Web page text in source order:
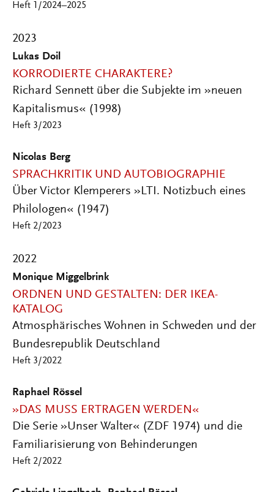
Heft 1/2024–2025
2023
Lukas Doil
KORRODIERTE CHARAKTERE?
Richard Sennett über die Subjekte im »neuen
Kapitalismus« (1998)
Heft 3/2023
Nicolas Berg
SPRACHKRITIK UND AUTOBIOGRAPHIE
Über Victor Klemperers »LTI. Notizbuch eines
Philologen« (1947)
Heft 2/2023
2022
Monique Miggelbrink
ORDNEN UND GESTALTEN: DER IKEA-
KATALOG
Atmosphärisches Wohnen in Schweden und der
Bundesrepublik Deutschland
Heft 3/2022
Raphael Rössel
»DAS MUSS ERTRAGEN WERDEN«
Die Serie »Unser Walter« (ZDF 1974) und die
Familiarisierung von Behinderungen
Heft 2/2022